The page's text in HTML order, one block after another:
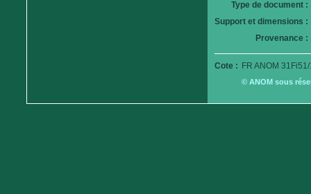
Type de document :
Support et dimensions :
Provenance :
Cote : FR ANOM
© ANOM sous